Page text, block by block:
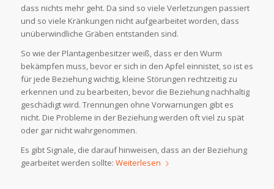
dass nichts mehr geht. Da sind so viele Verletzungen passiert
und so viele Kränkungen nicht aufgearbeitet worden, dass
unüberwindliche Gräben entstanden sind.
So wie der Plantagenbesitzer weiß, dass er den Wurm
bekämpfen muss, bevor er sich in den Apfel einnistet, so ist es
für jede Beziehung wichtig, kleine Störungen rechtzeitig zu
erkennen und zu bearbeiten, bevor die Beziehung nachhaltig
geschädigt wird. Trennungen ohne Vorwarnungen gibt es
nicht. Die Probleme in der Beziehung werden oft viel zu spät
oder gar nicht wahrgenommen.
Es gibt Signale, die darauf hinweisen, dass an der Beziehung
gearbeitet werden sollte: Weiterlesen